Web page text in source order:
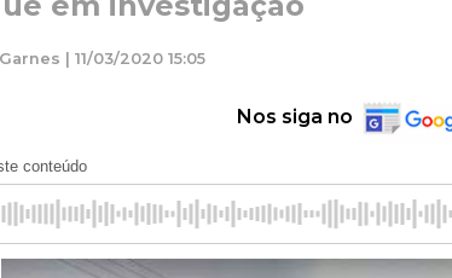
| 11/03/2020 15:05
Nos siga no
conteúdo